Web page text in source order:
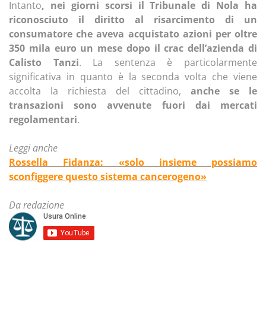
Intanto, nei giorni scorsi il Tribunale di Nola ha
riconosciuto il diritto al risarcimento di un
consumatore che aveva acquistato azioni per oltre
350 mila euro un mese dopo il crac dell’azienda di
Calisto Tanzi. La sentenza è particolarmente
significativa in quanto è la seconda volta che viene
accolta la richiesta del cittadino, anche se le
transazioni sono avvenute fuori dai mercati
regolamentari.
Leggi anche
Rossella Fidanza: «solo insieme possiamo
sconfiggere questo sistema cancerogeno»
Da redazione